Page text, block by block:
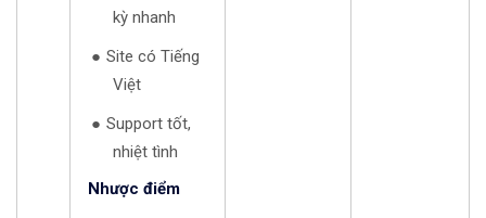
kỳ nhanh
Site có Tiếng
Việt
Support tốt,
nhiệt tình
Nhược điểm